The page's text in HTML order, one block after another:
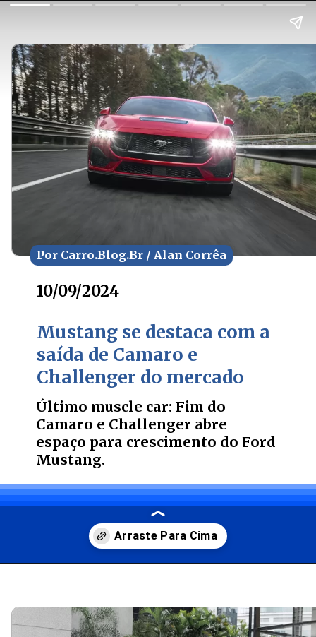
10/09/2024
Mustang se destaca com a
saída de Camaro e
Challenger do mercado
Por Carro.Blog.Br / Alan Corrêa
Por Carro.Blog.Br / Alan Corrêa
Último muscle car: Fim do
Camaro e Challenger abre
espaço para crescimento do Ford
Mustang.